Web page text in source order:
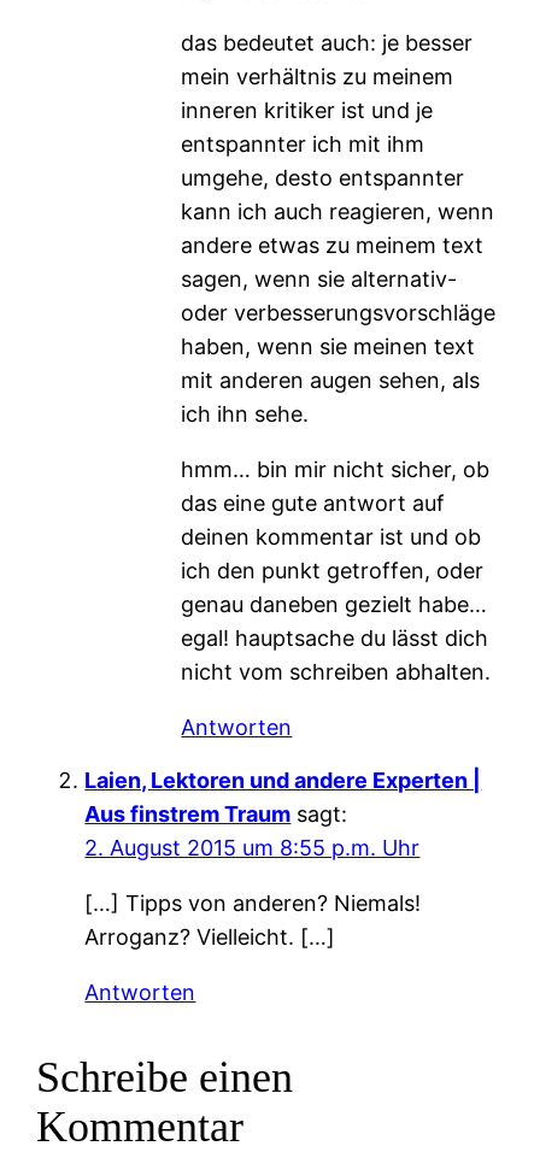
das bedeutet auch: je besser
mein verhältnis zu meinem
inneren kritiker ist und je
entspannter ich mit ihm
umgehe, desto entspannter
kann ich auch reagieren, wenn
andere etwas zu meinem text
sagen, wenn sie alternativ-
oder verbesserungsvorschläge
haben, wenn sie meinen text
mit anderen augen sehen, als
ich ihn sehe.
hmm… bin mir nicht sicher, ob
das eine gute antwort auf
deinen kommentar ist und ob
ich den punkt getroffen, oder
genau daneben gezielt habe…
egal! hauptsache du lässt dich
nicht vom schreiben abhalten.
Antworten
Laien, Lektoren und andere Experten |
Aus finstrem Traum sagt:
2. August 2015 um 8:55 p.m. Uhr
[…] Tipps von anderen? Niemals!
Arroganz? Vielleicht. […]
Antworten
Schreibe einen
Kommentar